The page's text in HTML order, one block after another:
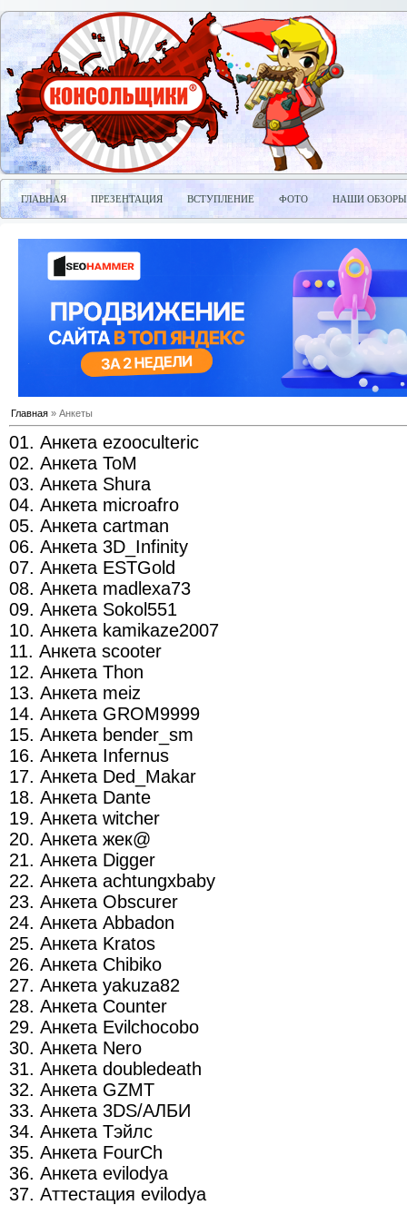
ГЛАВНАЯ ПРЕЗЕНТАЦИЯ ВСТУПЛЕНИЕ ФОТО НАШИ ОБЗОРЫ
Главная » Анкеты
01. Анкета ezooculteric
02. Анкета ToM
03. Анкета Shura
04. Анкета microafro
05. Анкета cartman
06. Анкета 3D_Infinity
07. Анкета ESTGold
08. Анкета madlexa73
09. Анкета Sokol551
10. Анкета kamikaze2007
11. Анкета scooter
12. Анкета Thon
13. Анкета meiz
14. Анкета GROM9999
15. Анкета bender_sm
16. Анкета Infernus
17. Анкета Ded_Makar
18. Анкета Dante
19. Анкета witcher
20. Анкета жек@
21. Анкета Digger
22. Анкета achtungxbaby
23. Анкета Obscurer
24. Анкета Abbadon
25. Анкета Kratos
26. Анкета Chibiko
27. Анкета yakuza82
28. Анкета Counter
29. Анкета Evilchocobo
30. Анкета Nero
31. Анкета doubledeath
32. Анкета GZMT
33. Анкета 3DS/АЛБИ
34. Анкета Тэйлс
35. Анкета FourCh
36. Анкета evilodya
37. Аттестация evilodya